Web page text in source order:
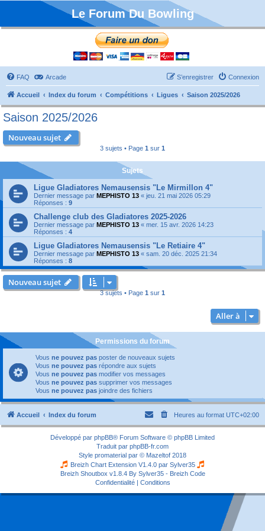
Le Forum Du Bowling
FAQ Arcade Connexion
S’enregistrer
Accueil Index du forum Compétitions Ligues Saison 2025/2026
Saison 2025/2026
Nouveau sujet
3 sujets • Page 1 sur 1
Sujets
Ligue Gladiatores Nemausensis "Le Mirmillon 4"
Dernier message par MEPHISTO 13 « jeu. 21 mai 2026 05:29
Réponses : 9
Challenge club des Gladiatores 2025-2026
Dernier message par MEPHISTO 13 « mer. 15 avr. 2026 14:23
Réponses : 4
Ligue Gladiatores Nemausensis "Le Retiaire 4"
Dernier message par MEPHISTO 13 « sam. 20 déc. 2025 21:34
Réponses : 8
Nouveau sujet
3 sujets • Page 1 sur 1
Aller à
Permissions du forum
Vous ne pouvez pas poster de nouveaux sujets
Vous ne pouvez pas répondre aux sujets
Vous ne pouvez pas modifier vos messages
Vous ne pouvez pas supprimer vos messages
Vous ne pouvez pas joindre des fichiers
Accueil Index du forum Heures au format UTC+02:00
Développé par phpBB® Forum Software © phpBB Limited
Traduit par phpBB-fr.com
Style promaterial par © Mazeltof 2018
Breizh Chart Extension V1.4.0 par Sylver35
Breizh Shoutbox v1.8.4 By Sylver35 - Breizh Code
Confidentialité| Conditions